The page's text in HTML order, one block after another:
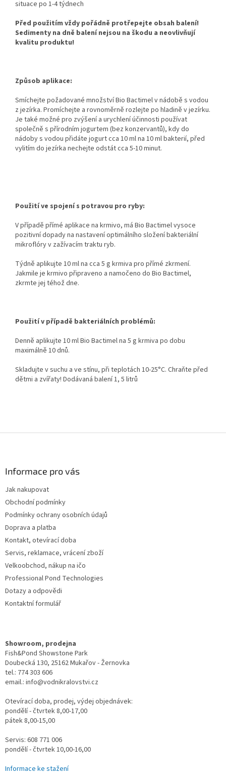
situace po 1-4 týdnech
Před použitím vždy pořádně protřepejte obsah balení!
Sedimenty na dně balení nejsou na škodu a neovlivňují
kvalitu produktu!
Způsob aplikace:
Smíchejte požadované množství Bio Bactimel v nádobě s vodou
z jezírka. Promíchejte a rovnoměrně rozlejte po hladině v jezírku.
Je také možné pro zvýšení a urychlení účinnosti používat
společně s přírodním jogurtem (bez konzervantů), kdy do
nádoby s vodou přidáte jogurt cca 10 ml na 10 ml bakterií, před
vylitím do jezírka nechejte odstát cca 5-10 minut.
Použití ve spojení s potravou pro ryby:
V případě přímé aplikace na krmivo, má Bio Bactimel vysoce
pozitivní dopady na nastavení optimálního složení bakteriální
mikroflóry v zažívacím traktu ryb.
Týdně aplikujte 10 ml na cca 5 g krmiva pro přímé zkrmení.
Jakmile je krmivo připraveno a namočeno do Bio Bactimel,
zkrmte jej téhož dne.
Použití v případě bakteriálních problémů:
Denně aplikujte 10 ml Bio Bactimel na 5 g krmiva po dobu
maximálně 10 dnů.
Skladujte v suchu a ve stínu, při teplotách 10-25°C. Chraňte před
dětmi a zvířaty! Dodávaná balení 1, 5 litrů
Informace pro vás
Jak nakupovat
Obchodní podmínky
Podmínky ochrany osobních údajů
Doprava a platba
Kontakt, otevírací doba
Servis, reklamace, vrácení zboží
Velkoobchod, nákup na ičo
Professional Pond Technologies
Dotazy a odpovědi
Kontaktní formulář
Showroom, prodejna
Fish&Pond Showstone Park
Doubecká 130, 25162 Mukařov - Žernovka
tel.: 774 303 606
email.: info@vodnikralovstvi.cz
Otevírací doba, prodej, výdej objednávek:
pondělí - čtvrtek 8,00-17,00
pátek 8,00-15,00
Servis: 608 771 006
pondělí - čtvrtek 10,00-16,00
Informace ke stažení